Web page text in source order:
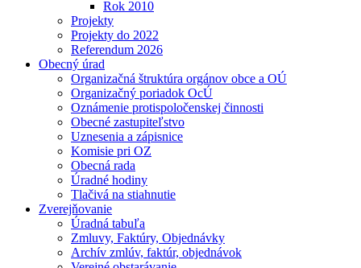
Rok 2010
Projekty
Projekty do 2022
Referendum 2026
Obecný úrad
Organizačná štruktúra orgánov obce a OÚ
Organizačný poriadok OcÚ
Oznámenie protispoločenskej činnosti
Obecné zastupiteľstvo
Uznesenia a zápisnice
Komisie pri OZ
Obecná rada
Úradné hodiny
Tlačivá na stiahnutie
Zverejňovanie
Úradná tabuľa
Zmluvy, Faktúry, Objednávky
Archív zmlúv, faktúr, objednávok